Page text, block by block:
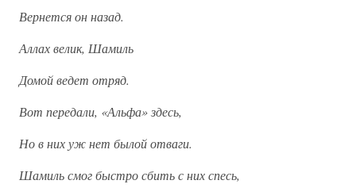
Вернется он назад.
Аллах велик, Шамиль
Домой ведет отряд.
Вот передали, «Альфа» здесь,
Но в них уж нет былой отваги.
Шамиль смог быстро сбить с них спесь,